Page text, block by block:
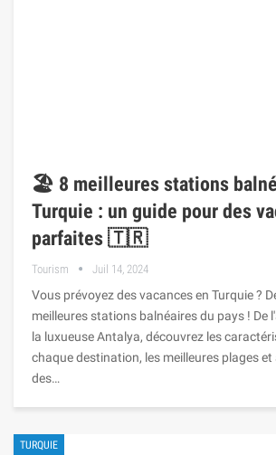
🏖️ 8 meilleures stations
Turquie : un guide pour des
parfaites 🇹🇷
Tourism Juil 14, 2024
Vous prévoyez des vacances en Turquie ?
meilleures stations balnéaires du pays ! De
la luxueuse Antalya, découvrez les
chaque destination, les meilleures plages
des…
TURQUIE